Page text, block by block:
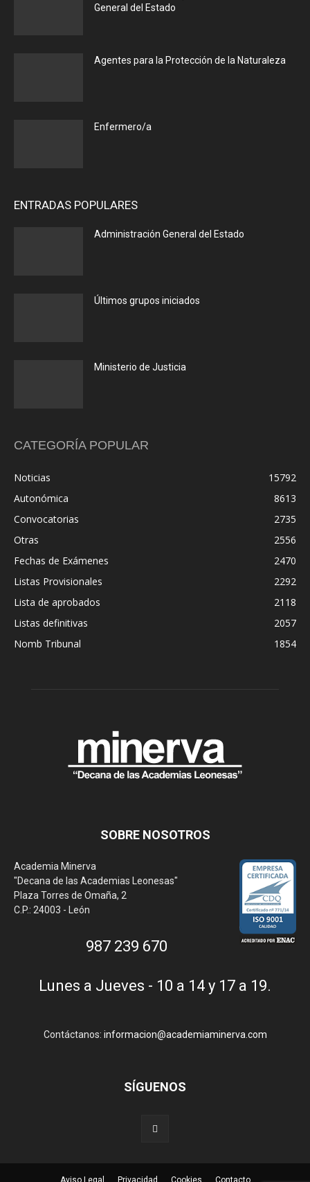
General del Estado
Agentes para la Protección de la Naturaleza
Enfermero/a
ENTRADAS POPULARES
Administración General del Estado
Últimos grupos iniciados
Ministerio de Justicia
CATEGORÍA POPULAR
Noticias
15792
Autonómica
8613
Convocatorias
2735
Otras
2556
Fechas de Exámenes
2470
Listas Provisionales
2292
Lista de aprobados
2118
Listas definitivas
2057
Nomb Tribunal
1854
SOBRE NOSOTROS
Academia Minerva
"Decana de las Academias Leonesas"
Plaza Torres de Omaña, 2
C.P.: 24003 - León
987 239 670
Lunes a Jueves - 10 a 14 y 17 a 19.
Contáctanos: informacion@academiaminerva.com
SÍGUENOS
Aviso Legal Privacidad Cookies Contacto